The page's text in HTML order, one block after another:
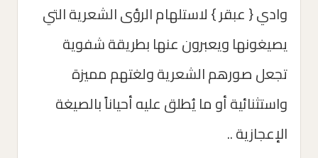
وادي { عبقر } لاستلهام الرؤى الشعرية التي
يصيغونها ويعبرون عنها بطريقة شفوية
تجعل صورهم الشعرية ولغتهم مميزة
واستثنائية أو ما يُطلق عليه أحياناً بالصيغة
الإعجازية ..